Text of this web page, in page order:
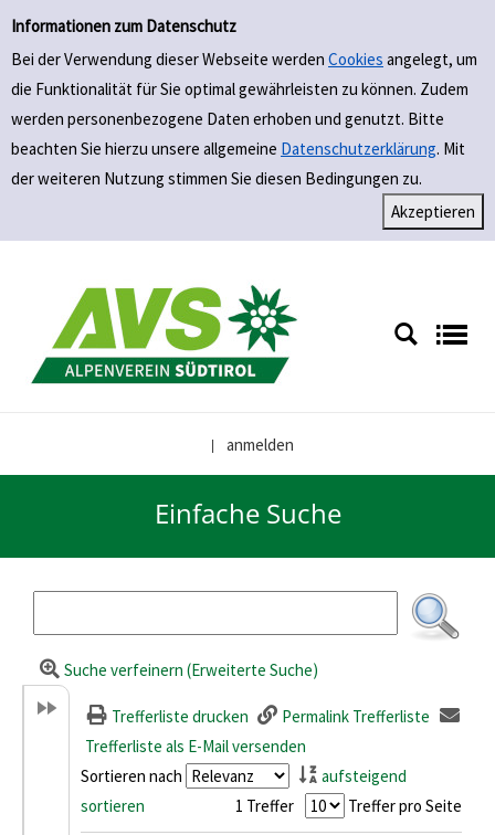
Einfache Suche
Informationen zum Datenschutz
Bei der Verwendung dieser Webseite werden Cookies angelegt, um
die Funktionalität für Sie optimal gewährleisten zu können. Zudem
werden personenbezogene Daten erhoben und genutzt. Bitte
beachten Sie hierzu unsere allgemeine Datenschutzerklärung. Mit
der weiteren Nutzung stimmen Sie diesen Bedingungen zu.
Zur Trefferliste springen
anmelden
Einfache Suche
Suche verfeinern (Erweiterte Suche)
Trefferliste drucken
Permalink Trefferliste
Trefferliste als E-Mail versenden
Sortieren nach
aufsteigend
sortieren
1 Treffer Treffer pro Seite